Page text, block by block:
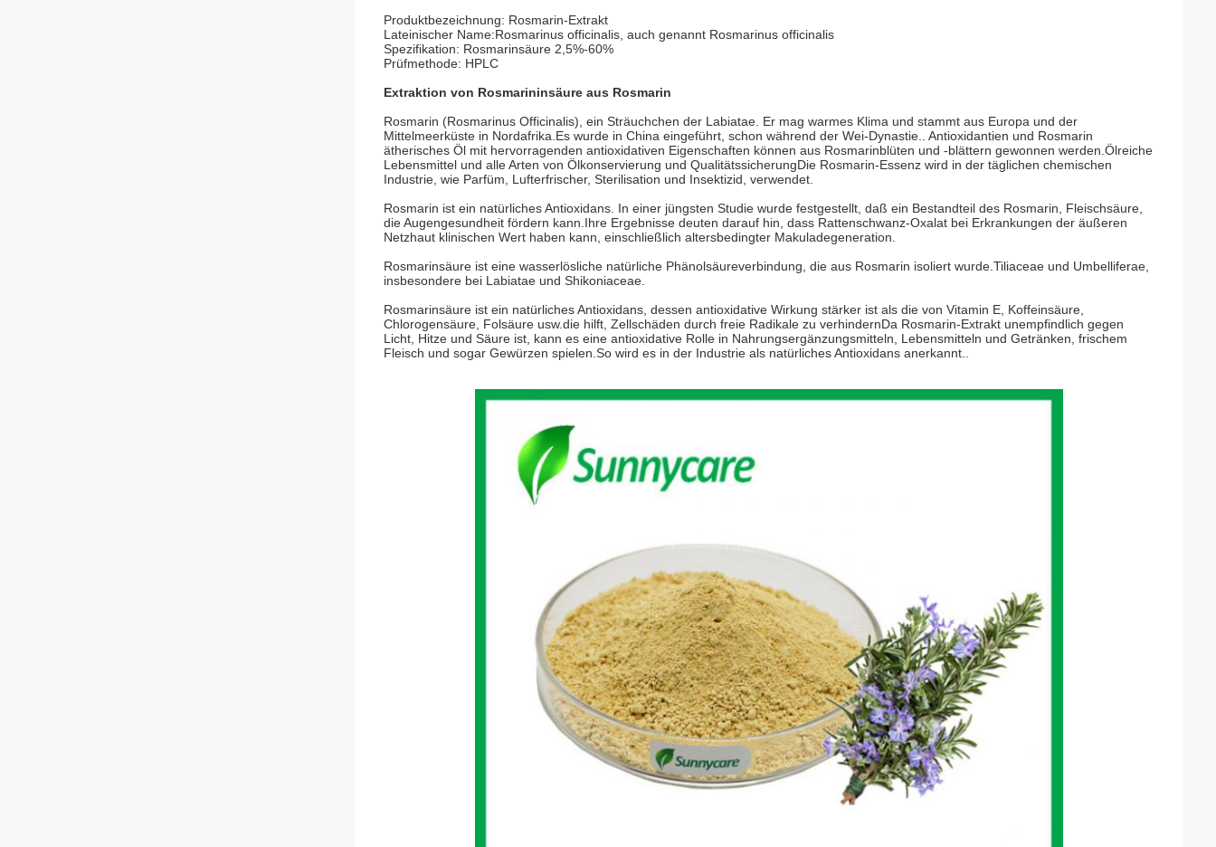
Produktbezeichnung: Rosmarin-Extrakt
Lateinischer Name:Rosmarinus officinalis, auch genannt Rosmarinus officinalis
Spezifikation: Rosmarinsäure 2,5%-60%
Prüfmethode: HPLC
Extraktion von Rosmarininsäure aus Rosmarin
Rosmarin (Rosmarinus Officinalis), ein Sträuchchen der Labiatae. Er mag warmes Klima und stammt aus Europa und der
Mittelmeerküste in Nordafrika.Es wurde in China eingeführt, schon während der Wei-Dynastie.. Antioxidantien und Rosmarin
ätherisches Öl mit hervorragenden antioxidativen Eigenschaften können aus Rosmarinblüten und -blättern gewonnen werden.Ölreiche
Lebensmittel und alle Arten von Ölkonservierung und QualitätssicherungDie Rosmarin-Essenz wird in der täglichen chemischen
Industrie, wie Parfüm, Lufterfrischer, Sterilisation und Insektizid, verwendet.
Rosmarin ist ein natürliches Antioxidans. In einer jüngsten Studie wurde festgestellt, daß ein Bestandteil des Rosmarin, Fleischsäure,
die Augengesundheit fördern kann.Ihre Ergebnisse deuten darauf hin, dass Rattenschwanz-Oxalat bei Erkrankungen der äußeren
Netzhaut klinischen Wert haben kann, einschließlich altersbedingter Makuladegeneration.
Rosmarinsäure ist eine wasserlösliche natürliche Phänolsäureverbindung, die aus Rosmarin isoliert wurde.Tiliaceae und Umbelliferae,
insbesondere bei Labiatae und Shikoniaceae.
Rosmarinsäure ist ein natürliches Antioxidans, dessen antioxidative Wirkung stärker ist als die von Vitamin E, Koffeinsäure,
Chlorogensäure, Folsäure usw.die hilft, Zellschäden durch freie Radikale zu verhindernDa Rosmarin-Extrakt unempfindlich gegen
Licht, Hitze und Säure ist, kann es eine antioxidative Rolle in Nahrungsergänzungsmitteln, Lebensmitteln und Getränken, frischem
Fleisch und sogar Gewürzen spielen.So wird es in der Industrie als natürliches Antioxidans anerkannt..